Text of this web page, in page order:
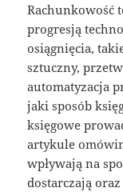
Rachunkowość
progresją
osiągnięcia,
sztuczny,
automatyzacja
jaki sposób
księgowe
artykule
wpływają na
dostarczają